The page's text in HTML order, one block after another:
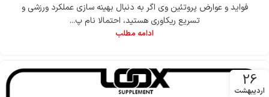
فواید و عوارض پروتئین وی اگر به دنبال بهینه‌ سازی عملکرد ورزشی و
تسریع ریکاوری هستید، احتمالا نام پ...
ادامه مطلب
26
اردیبهشت